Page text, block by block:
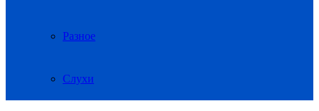
Разное
Слухи